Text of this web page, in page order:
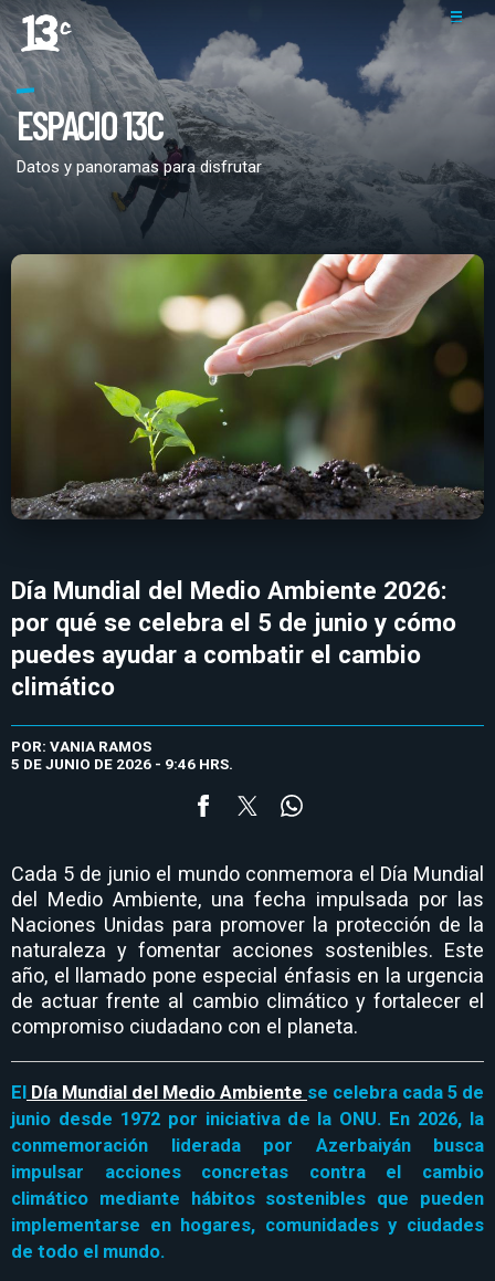
ESPACIO 13C
Datos y panoramas para disfrutar
Día Mundial del Medio Ambiente 2026:
por qué se celebra el 5 de junio y cómo
puedes ayudar a combatir el cambio
climático
POR: VANIA RAMOS
5 DE JUNIO DE 2026 - 9:46 HRS.
Cada 5 de junio el mundo conmemora el Día Mundial
del Medio Ambiente, una fecha impulsada por las
Naciones Unidas para promover la protección de la
naturaleza y fomentar acciones sostenibles. Este
año, el llamado pone especial énfasis en la urgencia
de actuar frente al cambio climático y fortalecer el
compromiso ciudadano con el planeta.
El Día Mundial del Medio Ambiente se celebra cada 5 de
junio desde 1972 por iniciativa de la ONU. En 2026, la
conmemoración liderada por Azerbaiyán busca
impulsar acciones concretas contra el cambio
climático mediante hábitos sostenibles que pueden
implementarse en hogares, comunidades y ciudades
de todo el mundo.